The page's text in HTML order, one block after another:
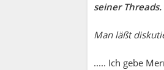
seiner Threads.
Man läßt
..... Ich gebe